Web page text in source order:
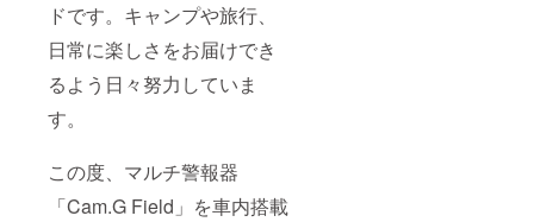
ドです。キャンプや旅行、
日常に楽しさをお届けでき
るよう日々努力していま
す。
この度、マルチ警報器
「Cam.G Field」を車内搭載